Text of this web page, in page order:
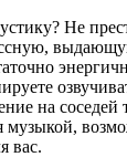
Не
на
музыкой,
вас.